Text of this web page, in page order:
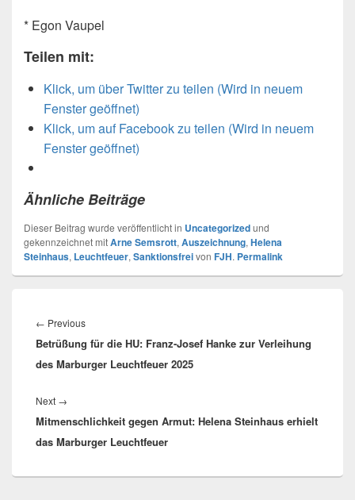
* Egon Vaupel
Teilen mit:
Klick, um über Twitter zu teilen (Wird in neuem
Fenster geöffnet)
Klick, um auf Facebook zu teilen (Wird in neuem
Fenster geöffnet)
Ähnliche Beiträge
Dieser Beitrag wurde veröffentlicht in Uncategorizedund
gekennzeichnet mitArne Semsrott, Auszeichnung, Helena
Steinhaus, Leuchtfeuer, Sanktionsfreivon FJH. Permalink
← Previous
post:
Betrüßung für die HU: Franz-Josef Hanke zur Verleihung
des Marburger Leuchtfeuer 2025
Next →
post:
Mitmenschlichkeit gegen Armut: Helena Steinhaus erhielt
das Marburger Leuchtfeuer